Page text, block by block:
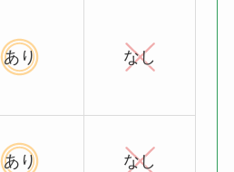
あり なし
あり なし